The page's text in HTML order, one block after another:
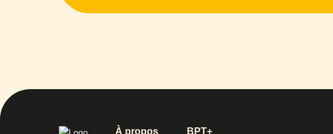
À propos BPT+